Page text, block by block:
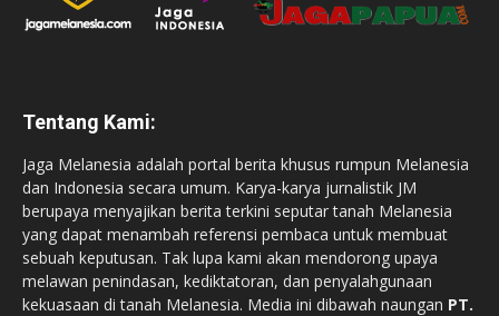
Tentang Kami:
Jaga Melanesia adalah portal berita khusus rumpun Melanesia
dan Indonesia secara umum. Karya-karya jurnalistik JM
berupaya menyajikan berita terkini seputar tanah Melanesia
yang dapat menambah referensi pembaca untuk membuat
sebuah keputusan. Tak lupa kami akan mendorong upaya
melawan penindasan, kediktatoran, dan penyalahgunaan
kekuasaan di tanah Melanesia. Media ini dibawah naungan PT.